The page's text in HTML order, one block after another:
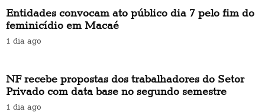
Entidades convocam ato público dia 7 pelo fim do
feminicídio em Macaé
1 dia ago
NF recebe propostas dos trabalhadores do Setor
Privado com data base no segundo semestre
1 dia ago